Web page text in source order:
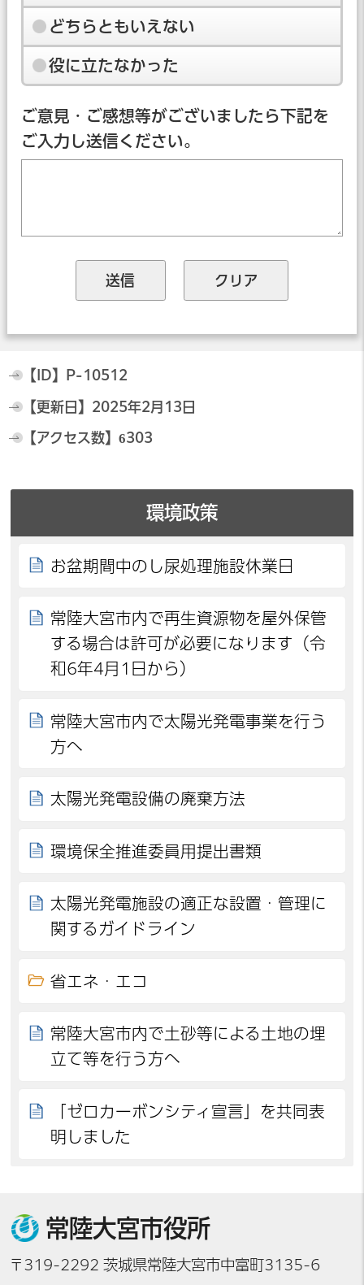
どちらともいえない
役に立たなかった
ご意見・ご感想等がございましたら下記を
ご入力し送信ください。
【ID】 P-10512
【更新日】 2025年2月13日
【アクセス数】 6303
環境政策
お盆期間中のし尿処理施設休業日
常陸大宮市内で再生資源物を屋外保管
する場合は許可が必要になります（令
和6年4月1日から）
常陸大宮市内で太陽光発電事業を行う
方へ
太陽光発電設備の廃棄方法
環境保全推進委員用提出書類
太陽光発電施設の適正な設置・管理に
関するガイドライン
省エネ・エコ
常陸大宮市内で土砂等による土地の埋
立て等を行う方へ
「ゼロカーボンシティ宣言」を共同表
明しました
常陸大宮市役所
〒319-2292 茨城県常陸大宮市中富町3135-6